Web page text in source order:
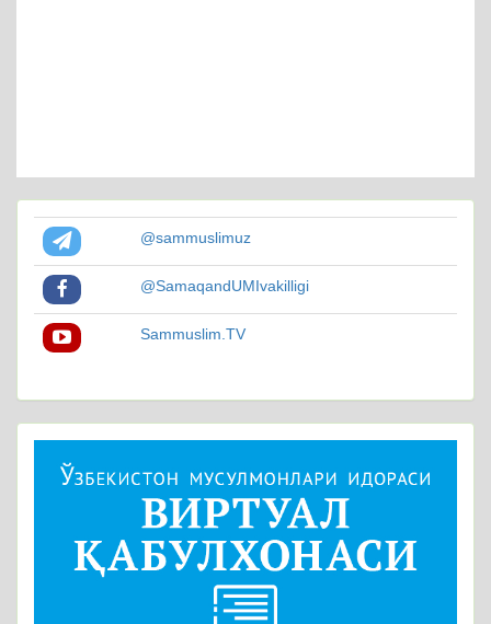
@sammuslimuz
@SamaqandUMIvakilligi
Sammuslim.TV